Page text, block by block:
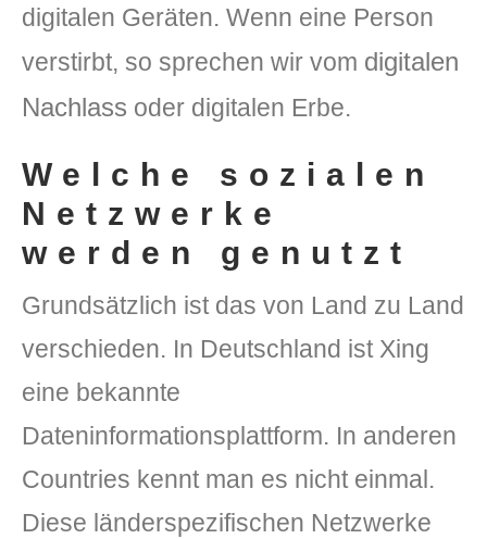
digitalen Geräten. Wenn eine Person
verstirbt, so sprechen wir vom digitalen
Nachlass oder digitalen Erbe.
Welche sozialen
Netzwerke
werden genutzt
Grundsätzlich ist das von Land zu Land
verschieden. In Deutschland ist Xing
eine bekannte
Dateninformationsplattform. In anderen
Countries kennt man es nicht einmal.
Diese länderspezifischen Netzwerke